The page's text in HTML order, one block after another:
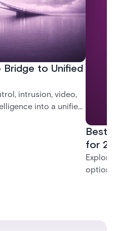
Bridge to Unified
intrusion, video,
into a unified
Best
for